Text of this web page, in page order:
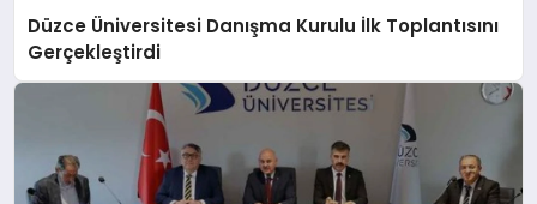
Düzce Üniversitesi Danışma Kurulu İlk Toplantısını
Gerçekleştirdi